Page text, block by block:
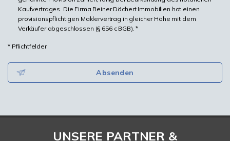
Kaufvertrages. Die Firma Reiner Dächert Immobilien hat einen
provisionspflichtigen Maklervertrag in gleicher Höhe mit dem
Verkäufer abgeschlossen (§ 656 c BGB). *
* Pflichtfelder
Absenden
UNSERE PARTNER &